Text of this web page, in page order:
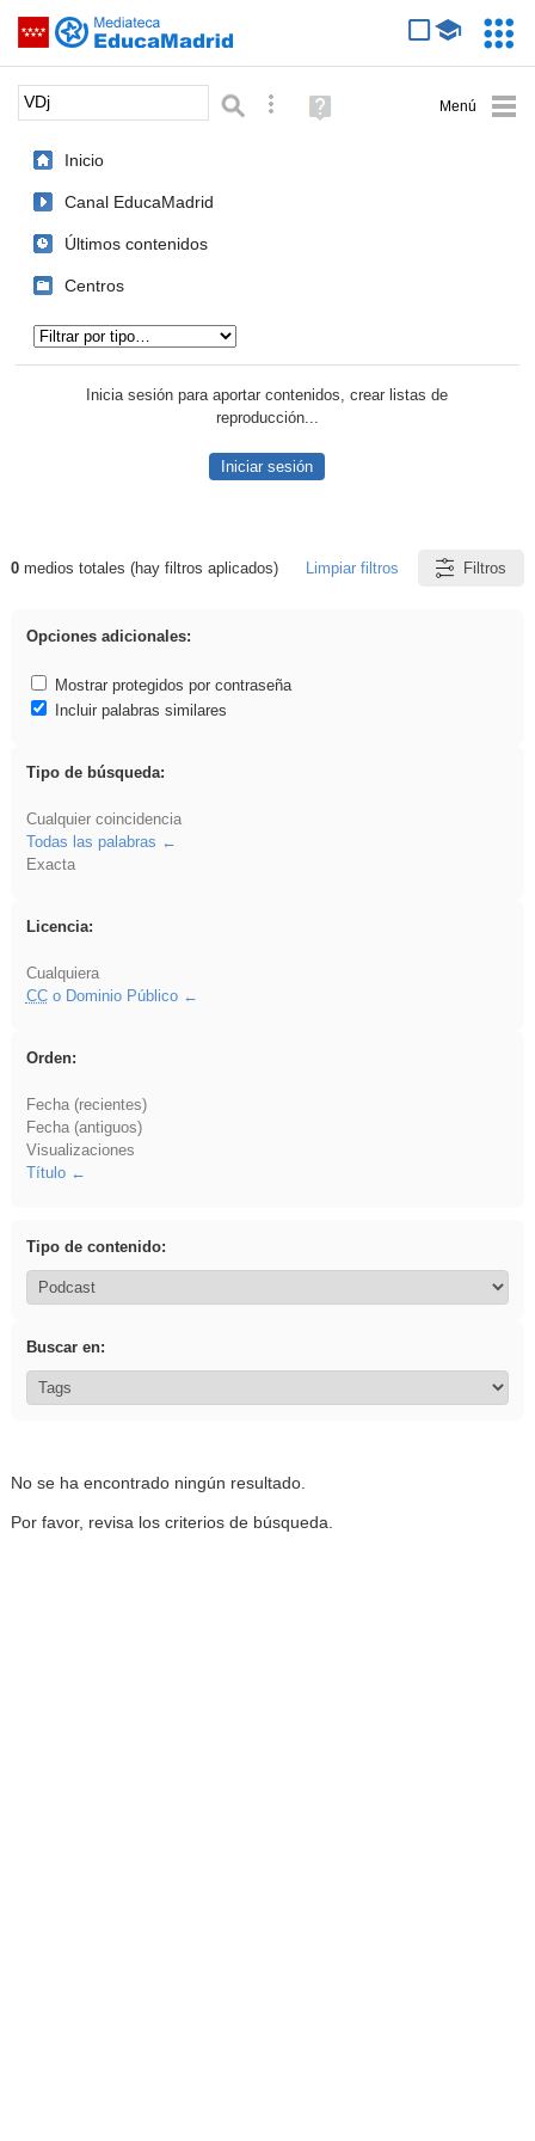
Saltar navegación
Palabra o frase: Búsqueda avanzada
Ayuda
(en
Inicio
Canal EducaMadrid
Últimos contenidos
Centros
Inicia sesión para aportar contenidos, crear listas de
reproducción...
Iniciar sesión
Resultados de: VDj
0medios totales (hay filtros aplicados) Limpiar filtros Filtros
Opciones adicionales:
Mostrar protegidos por contraseña
Incluir palabras similares
Tipo de búsqueda:
Cualquier coincidencia
Todas las palabras
Exacta
Licencia:
Cualquiera
CCo Dominio Público
Orden:
Fecha (recientes)
Fecha (antiguos)
Visualizaciones
Título
Tipo de contenido:
Buscar en:
No se ha encontrado ningún resultado.
Por favor, revisa los criterios de búsqueda.